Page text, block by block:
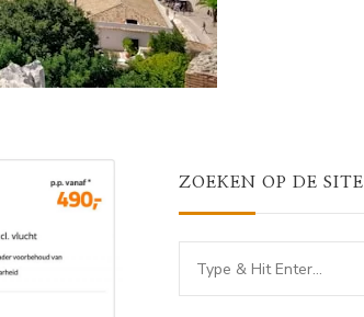
ZOEKEN OP DE SITE
Looking
for